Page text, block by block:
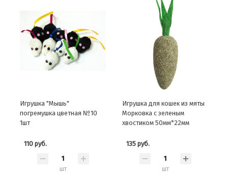
Игрушка "Мышь"
погремушка цветная №10
1шт
110 руб.
шт
Игрушка для кошек из мяты
Морковка с зеленым
хвостиком 50мм*22мм
135 руб.
шт